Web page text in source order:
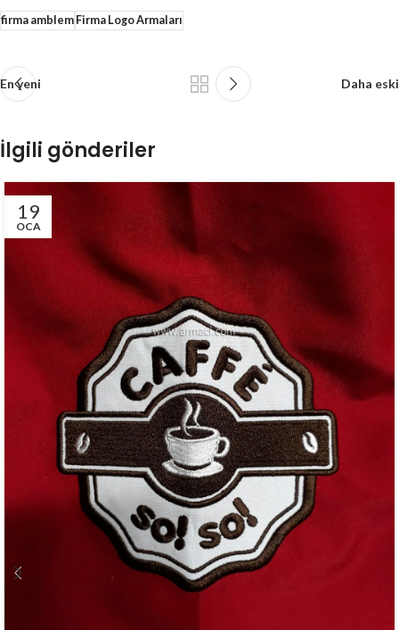
firma amblemFirma Logo Armaları
En yeni Daha eski
İlgili gönderiler
19
OCA